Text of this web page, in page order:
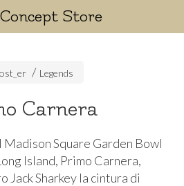
Store
Legends
Carnera
Madison Square Garden Bowl
Island, Primo Carnera,
Jack Sharkey la cintura di